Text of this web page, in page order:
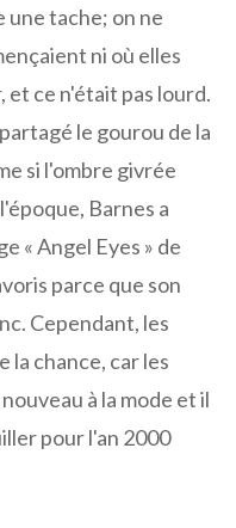
une tache; on ne
ni où elles
et ce n'était pas lourd.
le gourou de la
si l'ombre givrée
Barnes a
« Angel Eyes » de
parce que son
Cependant, les
la chance, car les
à la mode et il
pour l'an 2000